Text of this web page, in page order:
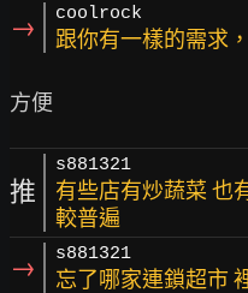
→ coolrock
跟你有一樣的需求
推
s881321
有些店有炒蔬菜 也
較普遍
→ s881321
忘了哪家連鎖超市